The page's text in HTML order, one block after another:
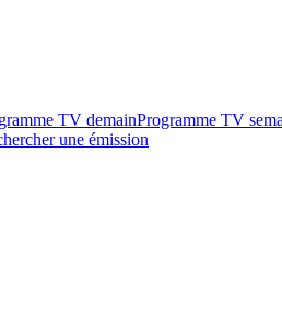
TV demainProgramme TV
une émission